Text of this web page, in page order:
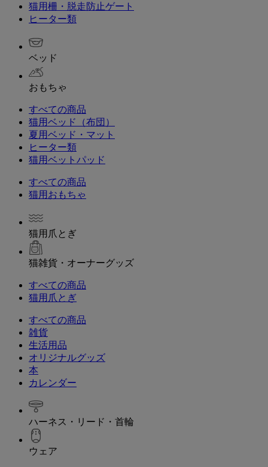
猫用柵・脱走防止ゲート
ヒーター類
ベッド
おもちゃ
すべての商品
猫用ベッド（布団）
夏用ベッド・マット
ヒーター類
猫用ベットパッド
すべての商品
猫用おもちゃ
猫用爪とぎ
猫雑貨・オーナーグッズ
すべての商品
猫用爪とぎ
すべての商品
雑貨
生活用品
オリジナルグッズ
本
カレンダー
ハーネス・リード・首輪
ウェア